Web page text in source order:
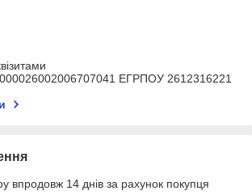
ЕГРПОУ 2612316221
впродовж 14 днів за рахунок покупця